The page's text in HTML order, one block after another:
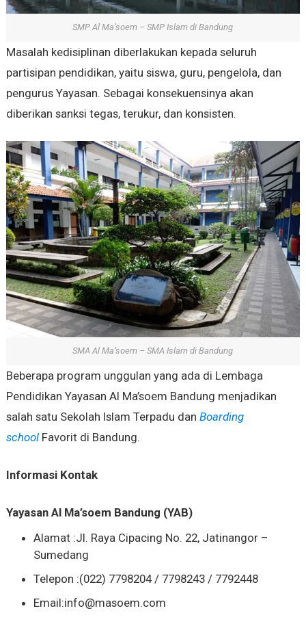
SMP Al Ma’soem – SMP Islam di Bandung
Masalah kedisiplinan diberlakukan kepada seluruh
partisipan pendidikan, yaitu siswa, guru, pengelola, dan
pengurus Yayasan. Sebagai konsekuensinya akan
diberikan sanksi tegas, terukur, dan konsisten.
SMA Al Ma’soem – SMA Islam di Bandung
Beberapa program unggulan yang ada di Lembaga
Pendidikan Yayasan Al Ma’soem Bandung menjadikan
salah satu Sekolah Islam Terpadu dan Boarding
schoolFavorit di Bandung.
Informasi Kontak
Yayasan Al Ma’soem Bandung (YAB)
Alamat :Jl. Raya Cipacing No. 22, Jatinangor –
Sumedang
Telepon :(022) 7798204 / 7798243 / 7792448
Email:info@masoem.com